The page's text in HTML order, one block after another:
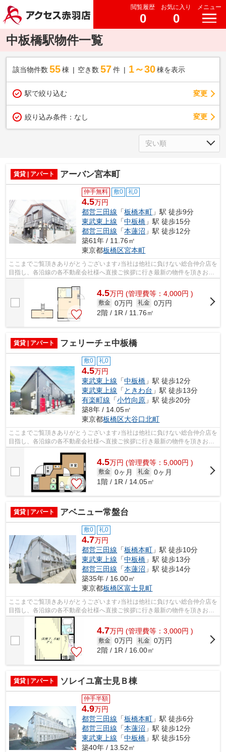
閲覧履歴
0
お気に入り
0
メニュー
中板橋駅物件一覧
該当物件数 55棟 空き数 57 件 1～30 棟を表示
駅で絞り込む 変更
絞り込み条件： なし 変更
賃貸 | アパート アーバン宮本町
仲手無料 敷0 礼0
4.5万円
都営三田線 「板橋本町 」駅 徒歩9分
東武東上線 「中板橋 」駅 徒歩15分
都営三田線 「本蓮沼 」駅 徒歩12分
築61年 / 11.76㎡
東京都板橋区宮本町
ここまでご覧頂きありがとうございます♪当社は他社に負けない総合仲介店を
目指し、各沿線の各不動産会社様へ直接ご挨拶に行き最新の物件を頂きお客
4.5万円 (管理費等：4,000円 )
敷金 0万円 礼金 0万円
2階 / 1R / 11.76㎡
賃貸 | アパート フェリーチェ中板橋
敷0 礼0
4.5万円
東武東上線 「中板橋 」駅 徒歩12分
東武東上線 「 ときわ台 」駅 徒歩13分
有楽町線 「小竹向原 」駅 徒歩20分
築8年 / 14.05㎡
東京都板橋区大谷口北町
ここまでご覧頂きありがとうございます♪当社は他社に負けない総合仲介店を
目指し、各沿線の各不動産会社様へ直接ご挨拶に行き最新の物件を頂きお客
4.5万円 (管理費等：5,000円 )
敷金 0ヶ月 礼金 0ヶ月
1階 / 1R / 14.05㎡
賃貸 | アパート アベニュー常盤台
敷0 礼0
4.7万円
都営三田線 「板橋本町 」駅 徒歩10分
東武東上線 「中板橋 」駅 徒歩13分
都営三田線 「本蓮沼 」駅 徒歩14分
築35年 / 16.00㎡
東京都板橋区富士見町
ここまでご覧頂きありがとうございます♪当社は他社に負けない総合仲介店を
目指し、各沿線の各不動産会社様へ直接ご挨拶に行き最新の物件を頂きお客
様へ提供しております！最新の情報は...
4.7万円 (管理費等：3,000円 )
敷金 0万円 礼金 0万円
2階 / 1R / 16.00㎡
賃貸 | アパート ソレイユ富士見Ｂ棟
仲手半額
4.9万円
都営三田線 「板橋本町 」駅 徒歩6分
都営三田線 「本蓮沼 」駅 徒歩12分
東武東上線 「中板橋 」駅 徒歩15分
築40年 / 13.52㎡